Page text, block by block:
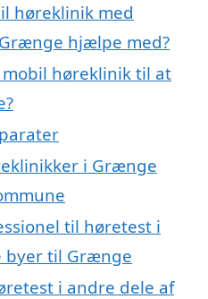
høreklinik med
hjælpe med?
høreklinik til at
i Grænge
til høretest i
byer til Grænge
i andre dele af